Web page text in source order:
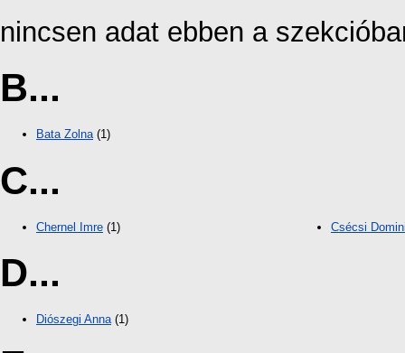
nincsen adat ebben a
B...
Bata Zolna(1)
C...
Chernel Imre (1) Csécsi
D...
Diószegi Anna (1)